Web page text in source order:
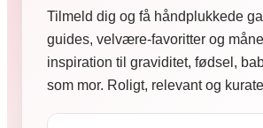
Tilmeld dig og få håndplukkede
guides, velvære-favoritter og
inspiration til graviditet, fødsel,
som mor. Roligt, relevant og